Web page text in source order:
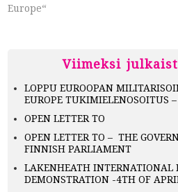
Europe“
Viimeksi
LOPPU EUROOPAN
EUROPE TUKIMIELENOSOITUS
OPEN LETTER TO
OPEN LETTER TO – THE
FINNISH PARLIAMENT
LAKENHEATH INTERNATIONAL
DEMONSTRATION -4TH OF